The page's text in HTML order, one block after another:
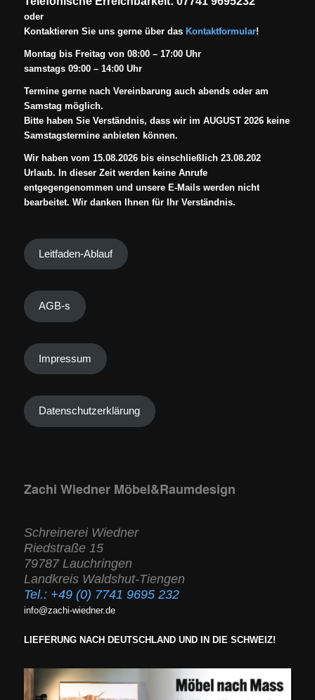
oder
Kontaktieren Sie uns gerne über das Kontaktformular!
Montag bis Freitag von 08:00 – 17:00 Uhr
samstags 09:00 – 14:00 Uhr
Termine gerne nach Vereinbarung auch abends oder am
Samstag möglich.
Bitte haben Sie Verständnis, dass wir im AUGUST 2026 keine
Samstagstermine anbieten können.
Wir haben vom 15.08.2026 bis einschließlich 23.08.202
Urlaub. In dieser Zeit werden keine Anrufe
entgegengenommen und unsere E-Mails werden nicht
bearbeitet. Wir danken Ihnen für Ihr Verständnis.
Leitfaden-Ablauf
AGB-s
Impressum
Datenschutzerklärung
Zachi Wiedner Möbel&Raumdesign
Schreinerei Wiedner
Riedstraße 15
79787 Lauchringen
Landkreis Waldshut-Tiengen
Tel.: +49 (0) 7741 9695 232
info@zachi-wiedner.de
LIEFERUNG NACH DEUTSCHLAND UND IN DIE SCHWEIZ!